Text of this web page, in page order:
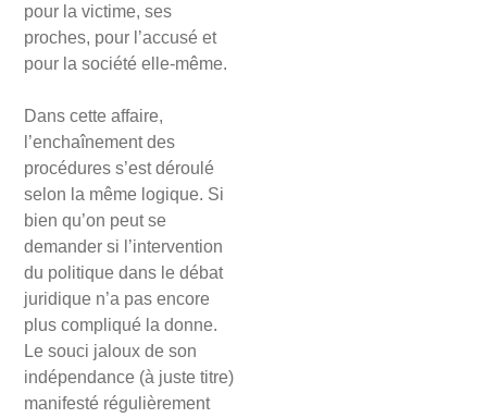
pour la victime, ses
proches, pour l’accusé et
pour la société elle-même.
Dans cette affaire,
l’enchaînement des
procédures s’est déroulé
selon la même logique. Si
bien qu’on peut se
demander si l’intervention
du politique dans le débat
juridique n’a pas encore
plus compliqué la donne.
Le souci jaloux de son
indépendance (à juste titre)
manifesté régulièrement